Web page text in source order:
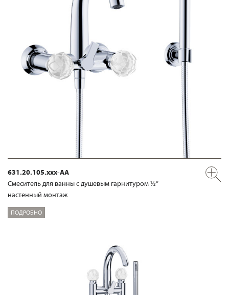
631.20.105.xxx-AA
Смеситель для ванны с душевым гарнитуром ½“
настенный монтаж
ПОДРОБНО